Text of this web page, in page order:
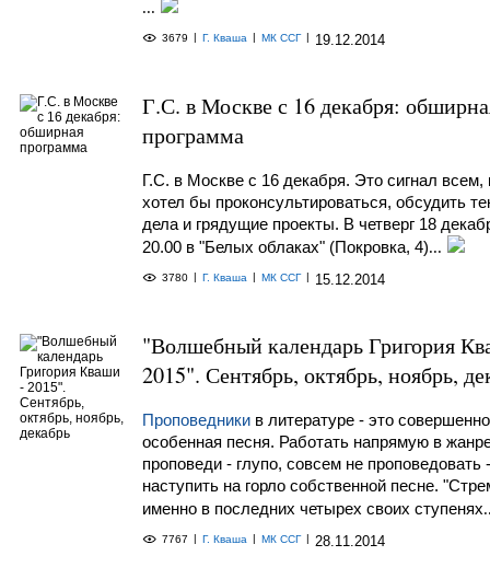
...
3679 | Г. Кваша | МК ССГ | 19.12.2014
Г.С. в Москве с 16 декабря:
программа
Г.С. в Москве с 16 декабря. Это сигнал всем,
хотел бы проконсультироваться, обсудить
дела и грядущие проекты. В четверг 18
20.00 в "Белых облаках" (Покровка, 4)...
3780 | Г. Кваша | МК ССГ | 15.12.2014
"Волшебный календарь Григория
2015". Сентябрь, октябрь, ноябрь,
Проповедники в литературе - это совершенно
особенная песня. Работать напрямую в
проповеди - глупо, совсем не проповедовать
наступить на горло собственной песне.
именно в последних четырех своих ступенях
7767 | Г. Кваша | МК ССГ | 28.11.2014